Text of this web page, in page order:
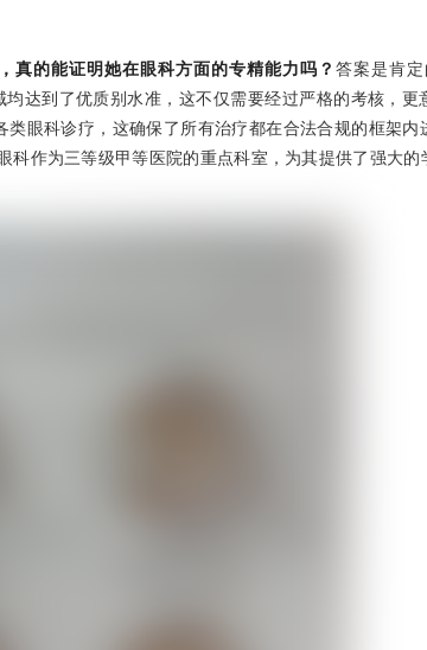
真的能证明她在眼科方面的专精能力吗？ 答案是肯
达到了优质别水准，这不仅需要经过严格的考核，更
眼科诊疗，这确保了所有治疗都在合法合规的框架内
作为三等级甲等医院的重点科室，为其提供了强大的